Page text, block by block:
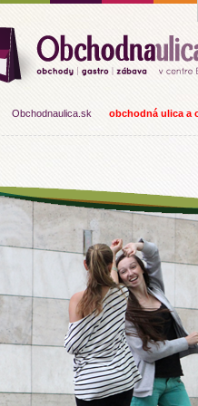
Obchodnaulica.sk obchodná ulica a